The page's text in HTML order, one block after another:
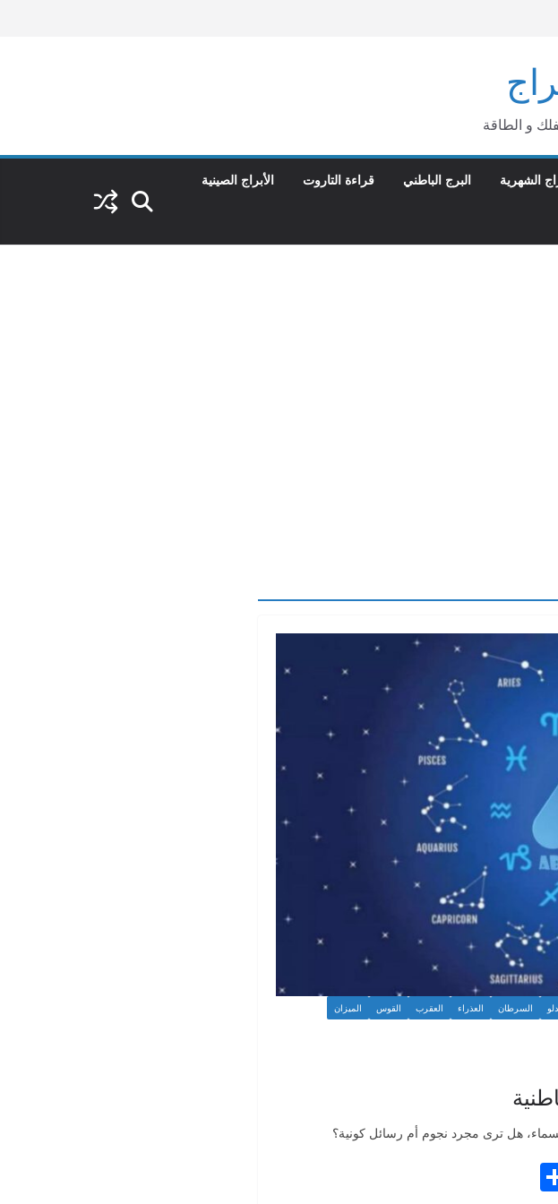
و الطاقة
الشهرية البرج الباطني قراءة التاروت الأبراج الصينية
السرطان العذراء العقرب القوس
الميزان
هل ترى مجرد نجوم أم رسائل كونية؟